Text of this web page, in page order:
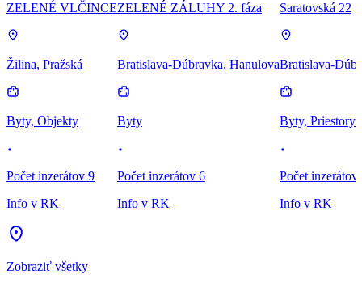
ZELENÉ VLČINCE
Žilina, Pražská
Byty, Objekty
Počet inzerátov 9
Info v RK
ZELENÉ ZÁLUHY 2. fáza
Bratislava-Dúbravka, Hanulova
Byty
Počet inzerátov 6
Info v RK
Saratovská 22
Bratislava-
Byty, Priestory
Počet inzerátov
Info v RK
Zobraziť všetky